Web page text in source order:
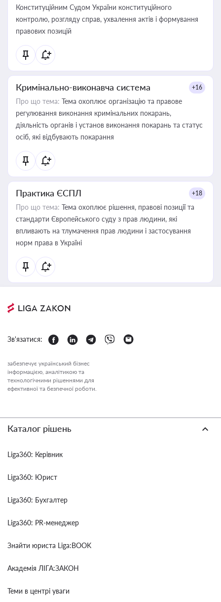
Конституційним Судом України конституційного
контролю, розгляду справ, ухвалення актів і формування
правових позицій
Кримінально-виконавча система +16
Про що тема: Тема охоплює організацію та правове
регулювання виконання кримінальних покарань,
діяльність органів і установ виконання покарань та статус
осіб, які відбувають покарання
Практика ЄСПЛ +18
Про що тема: Тема охоплює рішення, правові позиції та
стандарти Європейського суду з прав людини, які
впливають на тлумачення прав людини і застосування
норм права в Україні
Зв'язатися:
забезпечує український бізнес
інформацією, аналітикою та
технологічними рішеннями для
ефективної та безпечної роботи.
Каталог рішень
Liga360: Керівник
Liga360: Юрист
Liga360: Бухгалтер
Liga360: PR-менеджер
Знайти юриста Liga:BOOK
Академія ЛІГА:ЗАКОН
Теми в центрі уваги